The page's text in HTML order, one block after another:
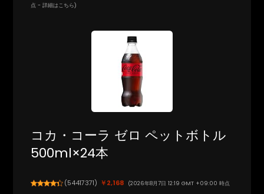
点 -詳細はこちら)
コカ・コーラ ゼロ ペットボトル
500ml×24本
(54417371) ￥2,168 (2026年8月7日 12:19 GMT +09:00 時点